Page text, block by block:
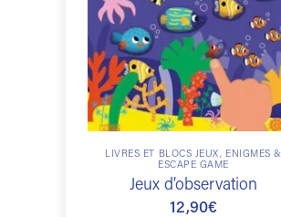
LIVRES ET BLOCS JEUX, ÉNIGMES &
ESCAPE GAME
Jeux d’observation
12,90€